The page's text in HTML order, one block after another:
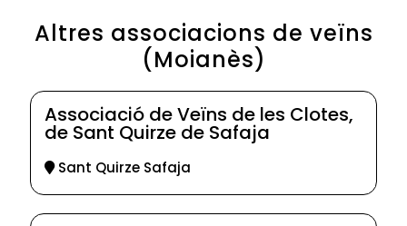
Altres associacions de veïns
(Moianès)
Associació de Veïns de les Clotes,
de Sant Quirze de Safaja
Sant Quirze Safaja